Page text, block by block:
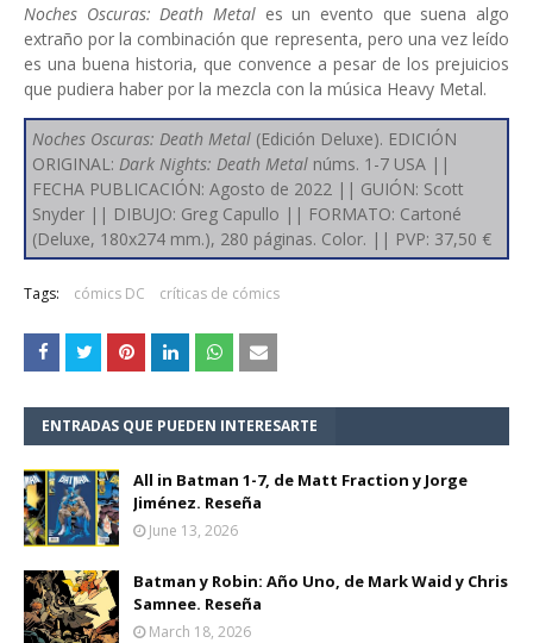
Noches Oscuras: Death Metal es un evento que suena algo
extraño por la combinación que representa, pero una vez leído
es una buena historia, que convence a pesar de los prejuicios
que pudiera haber por la mezcla con la música Heavy Metal.
Noches Oscuras: Death Metal (Edición Deluxe). EDICIÓN
ORIGINAL: Dark Nights: Death Metal núms. 1-7 USA ||
FECHA PUBLICACIÓN: Agosto de 2022 || GUIÓN: Scott
Snyder || DIBUJO: Greg Capullo || FORMATO: Cartoné
(Deluxe, 180x274 mm.), 280 páginas. Color. || PVP: 37,50 €
Tags: cómics DC críticas de cómics
ENTRADAS QUE PUEDEN INTERESARTE
All in Batman 1-7, de Matt Fraction y Jorge
Jiménez. Reseña
June 13, 2026
Batman y Robin: Año Uno, de Mark Waid y Chris
Samnee. Reseña
March 18, 2026